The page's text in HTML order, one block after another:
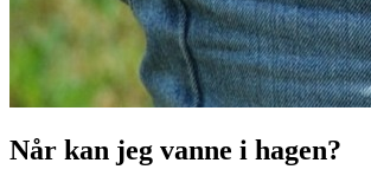
Når kan jeg vanne i hagen?